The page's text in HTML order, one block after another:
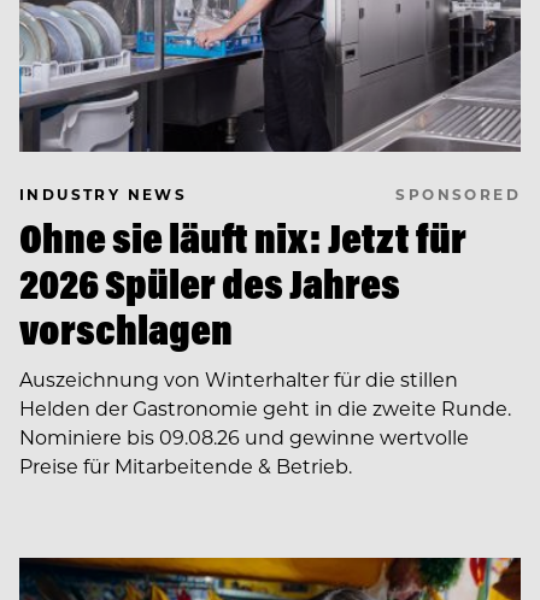
INDUSTRY NEWS SPONSORED
Ohne sie läuft nix: Jetzt für
2026 Spüler des Jahres
vorschlagen
Auszeichnung von Winterhalter für die stillen
Helden der Gastronomie geht in die zweite Runde.
Nominiere bis 09.08.26 und gewinne wertvolle
Preise für Mitarbeitende & Betrieb.